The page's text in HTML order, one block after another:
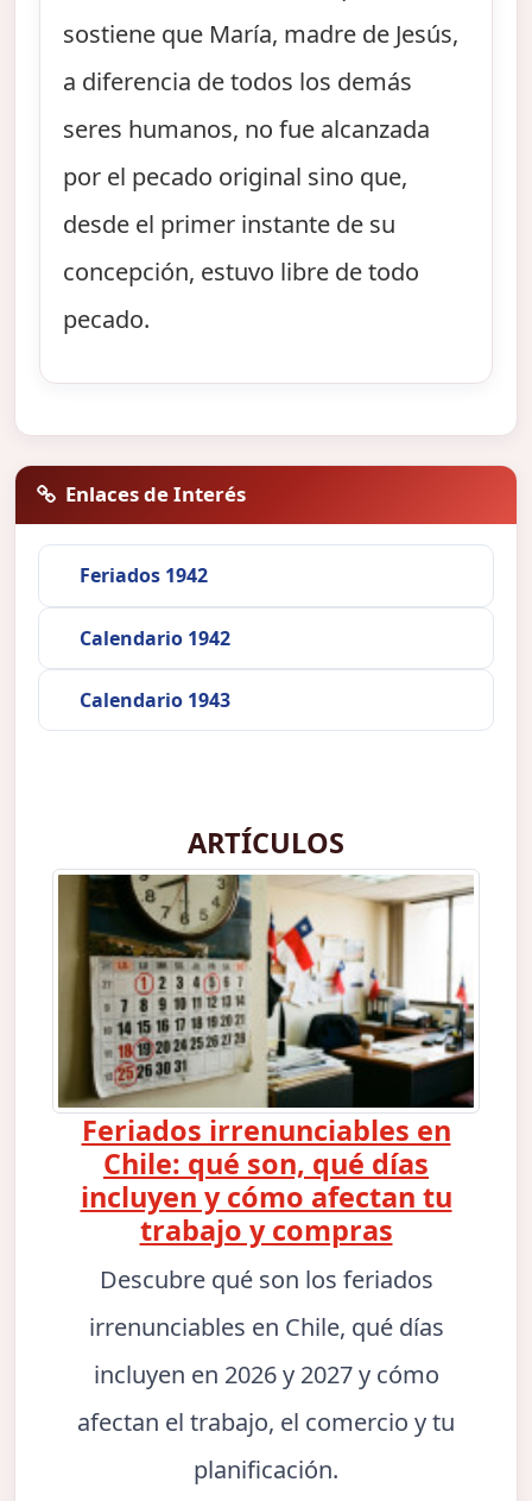
sostiene que María, madre de Jesús,
a diferencia de todos los demás
seres humanos, no fue alcanzada
por el pecado original sino que,
desde el primer instante de su
concepción, estuvo libre de todo
pecado.
Enlaces de Interés
Feriados 1942
Calendario 1942
Calendario 1943
ARTÍCULOS
Feriados irrenunciables en
Chile: qué son, qué días
incluyen y cómo afectan tu
trabajo y compras
Descubre qué son los feriados
irrenunciables en Chile, qué días
incluyen en 2026 y 2027 y cómo
afectan el trabajo, el comercio y tu
planificación.